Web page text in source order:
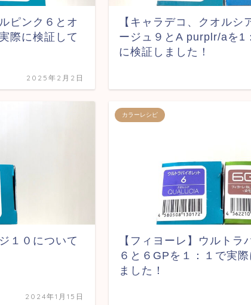
ピンク６とオ
際に検証して
2025年2月2日
【キャラデコ、クオルシ
ージュ９とA purplr/aを1
に検証しました！
１０について
2024年1月15日
カラーレシピ
【フィヨーレ】ウルトラ
６と６GPを１：１で実
ました！